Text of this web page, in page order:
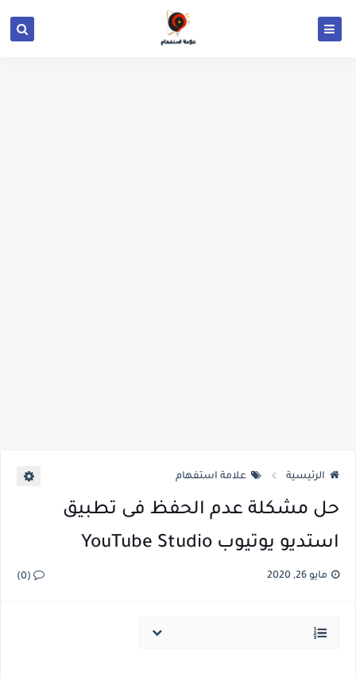
الرئيسية علامة استفهام
حل مشكلة عدم الحفظ فى تطبيق
استديو يوتيوب YouTube Studio
مايو 26, 2020 (0)